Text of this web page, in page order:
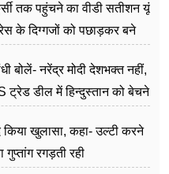
तक पहुंचने का वीडी सतीशन यूं
के दिग्गजों को पछाड़कर बने
बोलें- नरेंद्र मोदी देशभक्त नहीं,
ट्रेड डील में हिन्दुस्तान को बेचने
किया खुलासा, कहा- उल्टी करने
रगड़ती रही